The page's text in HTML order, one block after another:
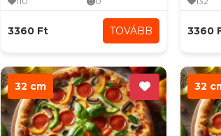
3360 Ft TOVÁBB 3360
32 cm 32